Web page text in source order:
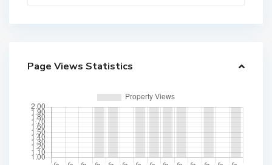
Page Views Statistics